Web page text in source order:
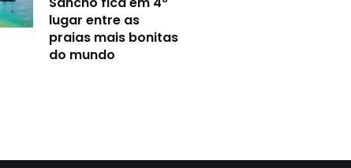
lugar entre as
praias mais bonitas
do mundo